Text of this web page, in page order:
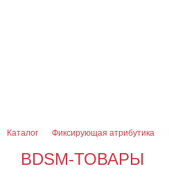
Каталог Фиксирующая атрибутика
BDSM-ТОВАРЫ